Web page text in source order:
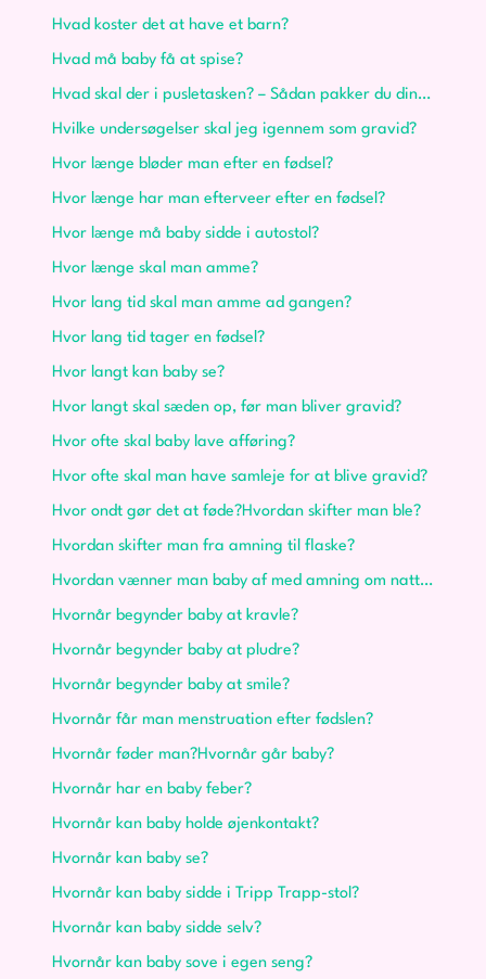
Hvad koster det at have et barn?
Hvad må baby få at spise?
Hvad skal der i pusletasken? – Sådan pakker du din pusletaske
Hvilke undersøgelser skal jeg igennem som gravid?
Hvor længe bløder man efter en fødsel?
Hvor længe har man efterveer efter en fødsel?
Hvor længe må baby sidde i autostol?
Hvor længe skal man amme?
Hvor lang tid skal man amme ad gangen?
Hvor lang tid tager en fødsel?
Hvor langt kan baby se?
Hvor langt skal sæden op, før man bliver gravid?
Hvor ofte skal baby lave afføring?
Hvor ofte skal man have samleje for at blive gravid?
Hvor ondt gør det at føde?Hvordan skifter man ble?
Hvordan skifter man fra amning til flaske?
Hvordan vænner man baby af med amning om natten?
Hvornår begynder baby at kravle?
Hvornår begynder baby at pludre?
Hvornår begynder baby at smile?
Hvornår får man menstruation efter fødslen?
Hvornår føder man?Hvornår går baby?
Hvornår har en baby feber?
Hvornår kan baby holde øjenkontakt?
Hvornår kan baby se?
Hvornår kan baby sidde i Tripp Trapp-stol?
Hvornår kan baby sidde selv?
Hvornår kan baby sove i egen seng?